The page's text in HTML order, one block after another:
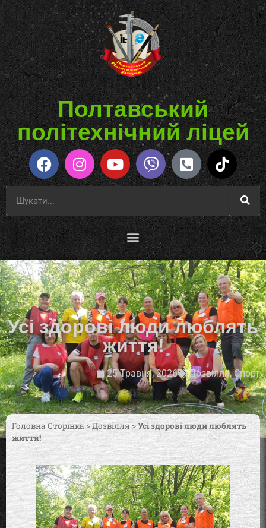
Полтавський
політехнічний ліцей
Усі здорові люди люблять
життя!
25 Травня, 2026 Дозвілля,Спорт
Головна Сторінка >Дозвілля>Усі здорові люди люблять
життя!